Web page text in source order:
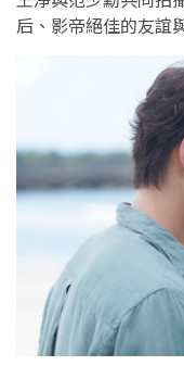
后、影帝絕佳的友誼